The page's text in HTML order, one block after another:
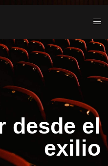
desde el
exilio